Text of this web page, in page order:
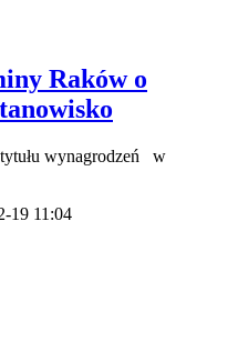
Raków o
tytułu wynagrodzeń w
19 11:04